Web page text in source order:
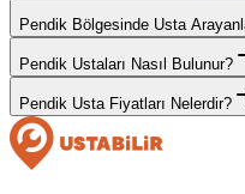
Pendik Bölgesinde Usta
Pendik Ustaları Nasıl Bulunur?
Pendik Usta Fiyatları Nelerdir?